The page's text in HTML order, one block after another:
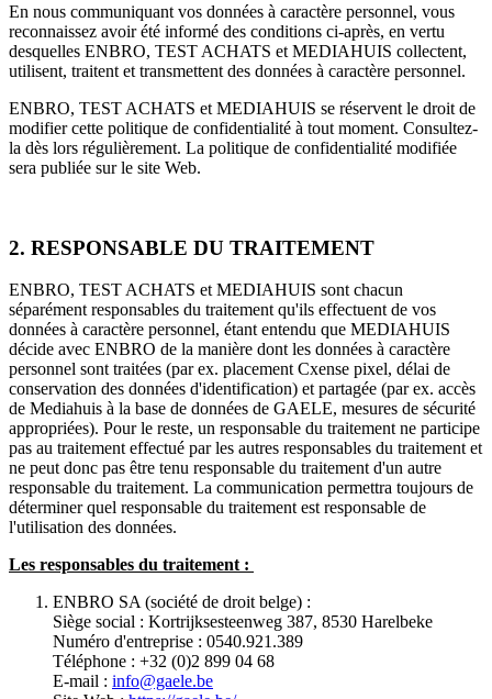
En nous communiquant vos données à caractère personnel, vous
reconnaissez avoir été informé des conditions ci-après, en vertu
desquelles ENBRO, TEST ACHATS et MEDIAHUIS collectent,
utilisent, traitent et transmettent des données à caractère personnel.
ENBRO, TEST ACHATS et MEDIAHUIS se réservent le droit de
modifier cette politique de confidentialité à tout moment. Consultez-
la dès lors régulièrement. La politique de confidentialité modifiée
sera publiée sur le site Web.
2. RESPONSABLE DU TRAITEMENT
ENBRO, TEST ACHATS et MEDIAHUIS sont chacun
séparément responsables du traitement qu'ils effectuent de vos
données à caractère personnel, étant entendu que MEDIAHUIS
décide avec ENBRO de la manière dont les données à caractère
personnel sont traitées (par ex. placement Cxense pixel, délai de
conservation des données d'identification) et partagée (par ex. accès
de Mediahuis à la base de données de GAELE, mesures de sécurité
appropriées). Pour le reste, un responsable du traitement ne participe
pas au traitement effectué par les autres responsables du traitement et
ne peut donc pas être tenu responsable du traitement d'un autre
responsable du traitement. La communication permettra toujours de
déterminer quel responsable du traitement est responsable de
l'utilisation des données.
Les responsables du traitement :
ENBRO SA (société de droit belge) :
Siège social : Kortrijksesteenweg 387, 8530 Harelbeke
Numéro d'entreprise : 0540.921.389
Téléphone : +32 (0)2 899 04 68
E-mail : info@gaele.be